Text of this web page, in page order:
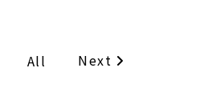
All Next